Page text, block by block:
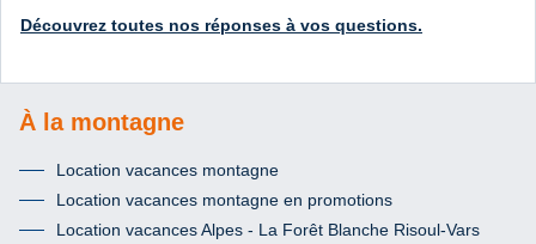
Découvrez toutes nos réponses à vos questions.
À la montagne
Location vacances montagne
Location vacances montagne en promotions
Location vacances Alpes - La Forêt Blanche Risoul-Vars